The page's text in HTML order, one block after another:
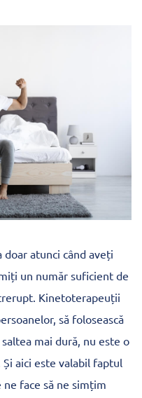
doar atunci când aveți
un număr suficient de
Kinetoterapeuții
să folosească
mai dură, nu este o
aici este valabil faptul
face să ne simțim